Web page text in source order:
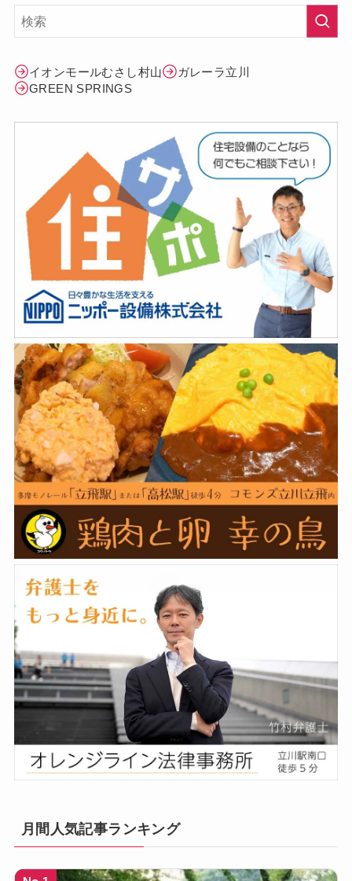
イオンモールむさし村山
ガレーラ立川
GREEN SPRINGS
月間人気記事ランキング